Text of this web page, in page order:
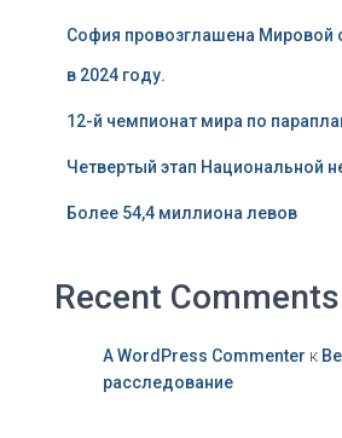
София провозглашена Мировой
в 2024 году.
12-й чемпионат мира по
Четвертый этап Национальной
Более 54,4 миллиона левов
Recent Comments
A WordPress Commenter к
расследование